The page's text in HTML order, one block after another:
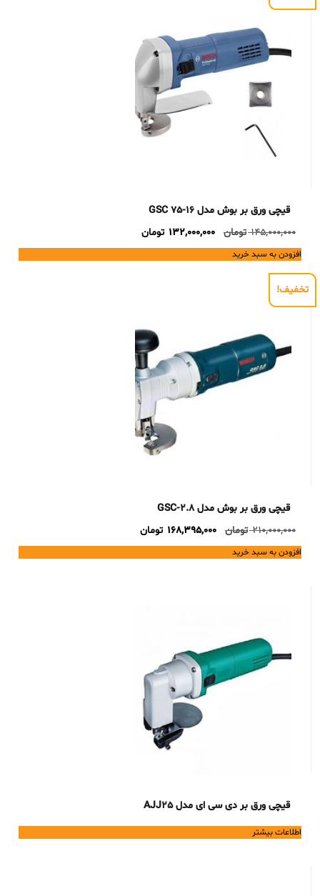
قیچی ورق بر بوش مدل GSC 75-16
145,000,000 تومان
Original
price
was:
132,000,000 تومانCurrent
price
is:
افزودن به سبد خرید
تخفیف!
قیچی ورق بر بوش مدل GSC-2.8
210,000,000 تومان
Original
price
was:
168,395,000 تومانCurrent
price
is:
افزودن به سبد خرید
قیچی ورق بر دی سی ای مدل AJJ25
اطلاعات بیشتر